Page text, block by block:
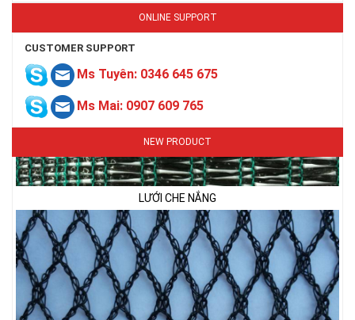
ONLINE SUPPORT
CUSTOMER SUPPORT
Ms Tuyên: 0346 645 675
Ms Mai: 0907 609 765
NEW PRODUCT
LƯỚI CHE NẮNG